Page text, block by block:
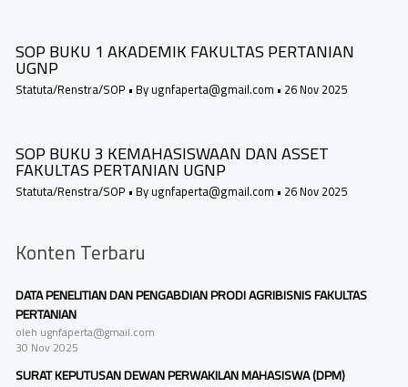
SOP BUKU 1 AKADEMIK FAKULTAS PERTANIAN
UGNP
Statuta/Renstra/SOP • Byugnfaperta@gmail.com • 26 Nov 2025
SOP BUKU 3 KEMAHASISWAAN DAN ASSET
FAKULTAS PERTANIAN UGNP
Statuta/Renstra/SOP • Byugnfaperta@gmail.com • 26 Nov 2025
Konten Terbaru
DATA PENELITIAN DAN PENGABDIAN PRODI AGRIBISNIS FAKULTAS
PERTANIAN
oleh ugnfaperta@gmail.com
30 Nov 2025
SURAT KEPUTUSAN DEWAN PERWAKILAN MAHASISWA (DPM)